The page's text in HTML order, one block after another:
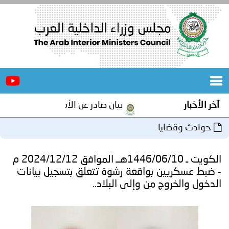
الرئيسية
المجلس
مؤتمرات
و
جهود
آخر الأخبار بيان صادر عن الأمانة العامة لمجلس
حوادث وقضايا
الكويت ـ 1446/06/10هــ الموافق 2024/12/12 م
- ضبط عسكريين بواقعة رشوة تتعلق بتسجيل بيانات
الدخول والخروج من وإلى البلاد..